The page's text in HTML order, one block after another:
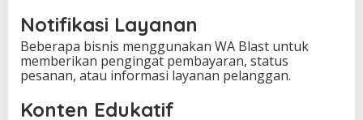
Notifikasi Layanan
Beberapa bisnis menggunakan WA Blast untuk
memberikan pengingat pembayaran, status
pesanan, atau informasi layanan pelanggan.
Konten Edukatif